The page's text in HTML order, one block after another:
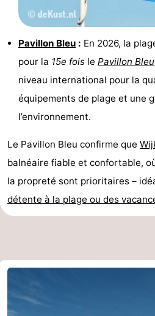
Hollande-
Nature
Schoorlse
Bergen
Zee
-
Alkmaar
-
duinreservaat
Nature
Zuid-
Amsterdam
-
Pavillon Bleu : En 2026, la
pour la 15e fois le Pavillon Bleu
niveau international pour la
équipements de plage et une
l’environnement.
Le Pavillon Bleu confirme que
balnéaire fiable et confortable,
la propreté sont prioritaires –
détente à la plage ou des